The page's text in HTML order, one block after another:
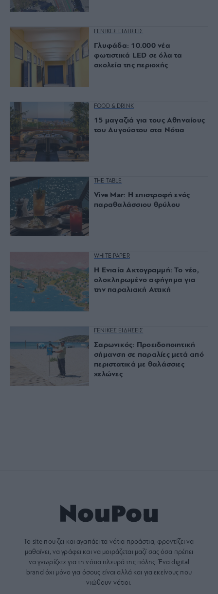
ΓΕΝΙΚΕΣ ΕΙΔΗΣΕΙΣ
Γλυφάδα: 10.000 νέα
φωτιστικά LED σε όλα τα
σχολεία της περιοχής
FOOD & DRINK
15 μαγαζιά για τους Αθηναίους
του Αυγούστου στα Νότια
THE TABLE
Vive Mar: Η επιστροφή ενός
παραθαλάσσιου θρύλου
WHITE PAPER
Η Ενιαία Ακτογραμμή: Το νέο,
ολοκληρωμένο αφήγημα για
την παραλιακή Αττική
ΓΕΝΙΚΕΣ ΕΙΔΗΣΕΙΣ
Σαρωνικός: Προειδοποιητική
σήμανση σε παραλίες μετά από
περιστατικά με θαλάσσιες
χελώνες
Το site που ζει και αγαπάει τα νότια προάστια, φροντίζει να
μαθαίνει, να γράφει και να μοιράζεται μαζί σας όσα πρέπει
να γνωρίζετε για τη νότια πλευρά της πόλης. Ένα digital
brand όχι μόνο για όσους είναι αλλά και για εκείνους που
νιώθουν νότιοι.